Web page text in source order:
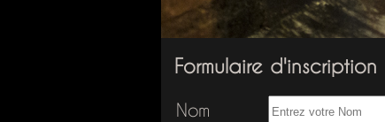
Formulaire d'inscription
Nom